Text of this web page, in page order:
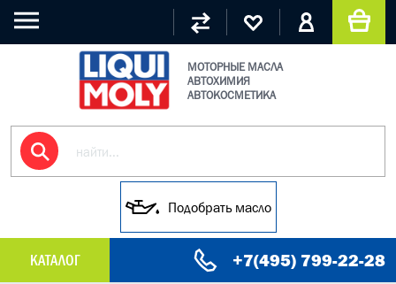
МОТОРНЫЕ МАСЛА
АВТОХИМИЯ
АВТОКОСМЕТИКА
Подобрать масло
КАТАЛОГ +7(495) 799-22-28